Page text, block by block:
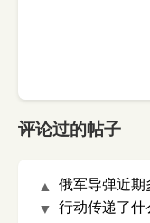
评论过的帖子
▲
▼
俄军导弹近
行动传递了什